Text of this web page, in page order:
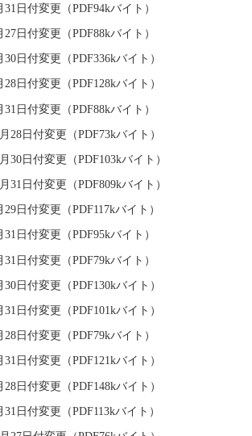
31日付変更（PDF94kバイト）
27日付変更（PDF88kバイト）
30日付変更（PDF336kバイト）
28日付変更（PDF128kバイト）
31日付変更（PDF88kバイト）
28日付変更（PDF73kバイト）
30日付変更（PDF103kバイト）
31日付変更（PDF809kバイト）
29日付変更（PDF117kバイト）
31日付変更（PDF95kバイト）
31日付変更（PDF79kバイト）
30日付変更（PDF130kバイト）
31日付変更（PDF101kバイト）
28日付変更（PDF79kバイト）
31日付変更（PDF121kバイト）
28日付変更（PDF148kバイト）
31日付変更（PDF113kバイト）